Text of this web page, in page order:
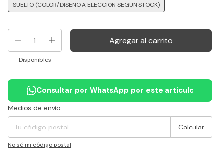
SUELTO (COLOR/DISEÑO A ELECCION SEGUN STOCK)
Disponibles
Consultar por WhatsApp por este articulo
Entregas para el CP:
Medios de envío
Calcular
No sé mi código postal